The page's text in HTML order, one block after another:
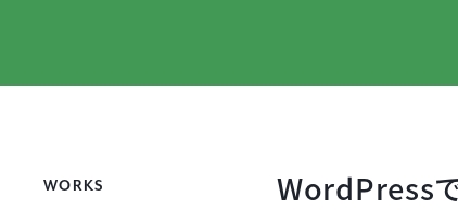
WORKS WordPress